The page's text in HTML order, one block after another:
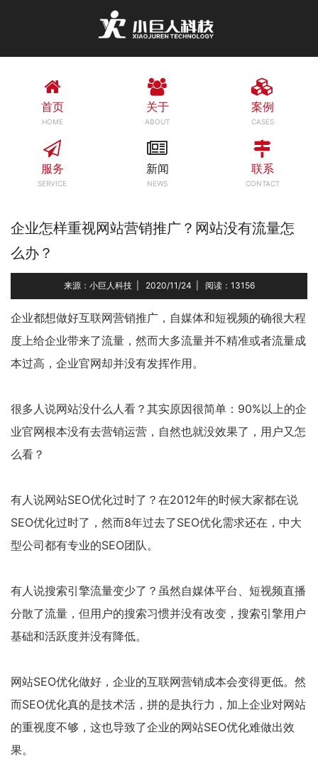
首页
HOME
关于
ABOUT
案例
CASES
服务
SERVICE
新闻
NEWS
联系
CONTACT
企业怎样重视网站营销推广？网站没有流量怎
么办？
来源：小巨人科技| 2020/11/24 阅读：13156
企业都想做好互联网营销推广，自媒体和短视频的确很大程
度上给企业带来了流量，然而大多流量并不精准或者流量成
本过高，企业官网却并没有发挥作用。
很多人说网站没什么人看？其实原因很简单：90%以上的企
业官网根本没有去营销运营，自然也就没效果了，用户又怎
么看？
有人说网站SEO优化过时了？在2012年的时候大家都在说
SEO优化过时了，然而8年过去了SEO优化需求还在，中大
型公司都有专业的SEO团队。
有人说搜索引擎流量变少了？虽然自媒体平台、短视频直播
分散了流量，但用户的搜索习惯并没有改变，搜索引擎用户
基础和活跃度并没有降低。
网站SEO优化做好，企业的互联网营销成本会变得更低。然
而SEO优化真的是技术活，拼的是执行力，加上企业对网站
的重视度不够，这也导致了企业的网站SEO优化难做出效
果。